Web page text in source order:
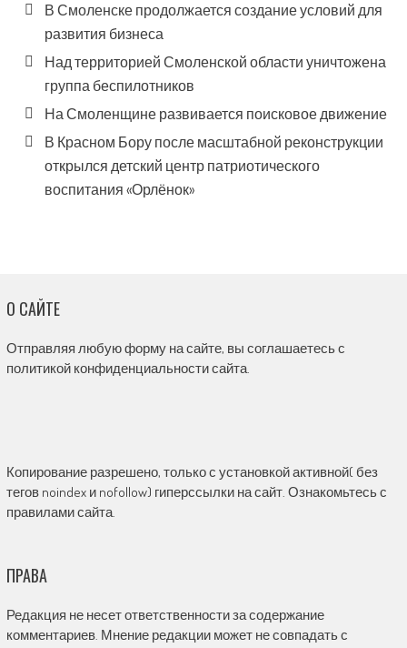
В Смоленске продолжается создание условий для
развития бизнеса
Над территорией Смоленской области уничтожена
группа беспилотников
На Смоленщине развивается поисковое движение
В Красном Бору после масштабной реконструкции
открылся детский центр патриотического
воспитания «Орлёнок»
О САЙТЕ
Отправляя любую форму на сайте, вы соглашаетесь с
политикой конфиденциальности сайта.
Копирование разрешено, только с установкой активной( без
тегов noindex и nofollow) гиперссылки на сайт. Ознакомьтесь с
правилами сайта.
ПРАВА
Редакция не несет ответственности за содержание
комментариев. Мнение редакции может не совпадать с